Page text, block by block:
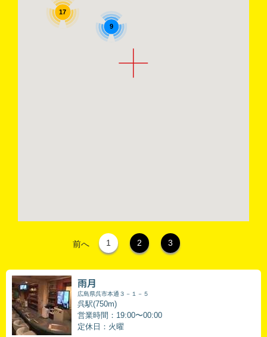
17
9
前へ 1 2 3
雨月
広島県呉市本通３－１－５
呉駅(750m)
営業時間：19:00〜00:00
定休日：火曜